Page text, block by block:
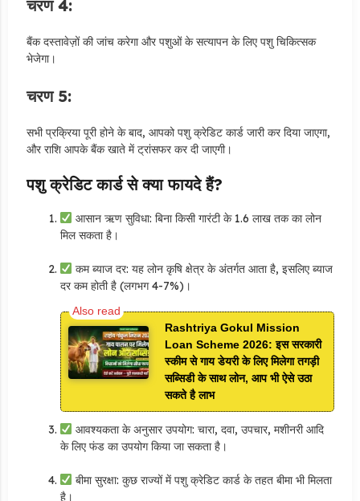
चरण 4:
बैंक दस्तावेज़ों की जांच करेगा और पशुओं के सत्यापन के लिए पशु चिकित्सक
भेजेगा।
चरण 5:
सभी प्रक्रिया पूरी होने के बाद, आपको पशु क्रेडिट कार्ड जारी कर दिया जाएगा,
और राशि आपके बैंक खाते में ट्रांसफर कर दी जाएगी।
पशु क्रेडिट कार्ड से क्या फायदे हैं?
आसान ऋण सुविधा: बिना किसी गारंटी के 1.6 लाख तक का लोन
मिल सकता है।
कम ब्याज दर: यह लोन कृषि क्षेत्र के अंतर्गत आता है, इसलिए ब्याज
दर कम होती है (लगभग 4-7%)।
Rashtriya Gokul Mission
Loan Scheme 2026: इस सरकारी
स्कीम से गाय डेयरी के लिए मिलेगा तगड़ी
सब्सिडी के साथ लोन, आप भी ऐसे उठा
सकते है लाभ
आवश्यकता के अनुसार उपयोग: चारा, दवा, उपचार, मशीनरी आदि
के लिए फंड का उपयोग किया जा सकता है।
बीमा सुरक्षा: कुछ राज्यों में पशु क्रेडिट कार्ड के तहत बीमा भी मिलता
है।